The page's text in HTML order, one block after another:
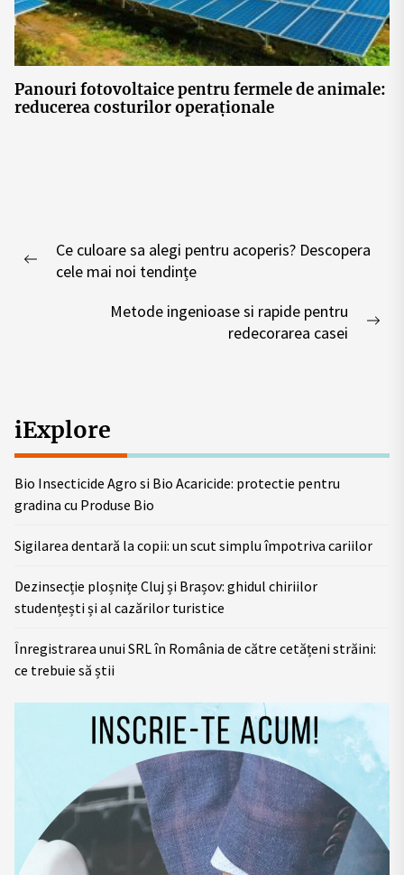
Panouri fotovoltaice pentru fermele de animale:
reducerea costurilor operaționale
navigation
Previous
Ce culoare sa alegi pentru acoperis? Descopera
cele mai noi tendințe
Metode ingenioase si rapide pentru
redecorarea casei
iExplore
Bio Insecticide Agro si Bio Acaricide: protectie pentru
gradina cu Produse Bio
Sigilarea dentară la copii: un scut simplu împotriva cariilor
Dezinsecție ploșnițe Cluj și Brașov: ghidul chiriilor
studențești și al cazărilor turistice
Înregistrarea unui SRL în România de către cetățeni străini:
ce trebuie să știi